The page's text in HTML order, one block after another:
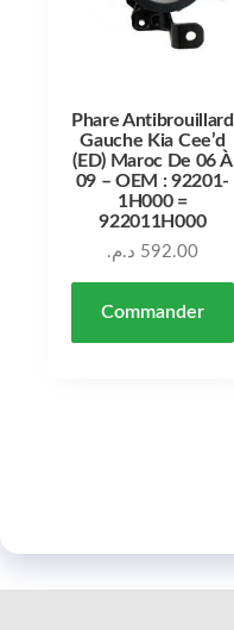
Phare Antibrouillard
Gauche Kia Cee’d
(ED) Maroc De 06 À
09 – OEM : 92201-
1H000 =
922011H000
592.00 د.م.
Commander